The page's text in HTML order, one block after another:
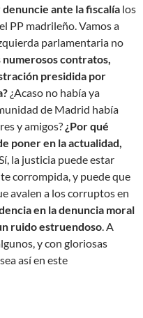
denuncie ante la fiscalía los
PP madrileño. Vamos a
parlamentaria no
numerosos contratos,
presidida por
¿Acaso no había ya
de Madrid había
y amigos? ¿Por qué
poner en la actualidad,
la justicia puede estar
corrompida, y puede que
avalen a los corruptos en
en la denuncia moral
ruido estruendoso. A
y con gloriosas
así en este
y papanatismo